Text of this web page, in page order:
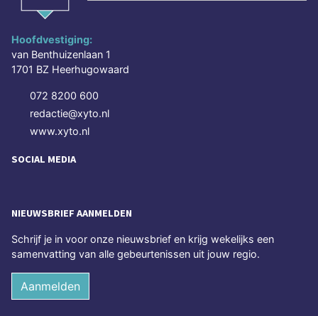
Hoofdvestiging:
van Benthuizenlaan 1
1701 BZ Heerhugowaard
072 8200 600
redactie@xyto.nl
www.xyto.nl
SOCIAL MEDIA
NIEUWSBRIEF AANMELDEN
Schrijf je in voor onze nieuwsbrief en krijg wekelijks een
samenvatting van alle gebeurtenissen uit jouw regio.
Aanmelden